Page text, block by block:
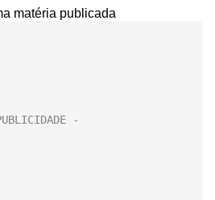
matéria publicada